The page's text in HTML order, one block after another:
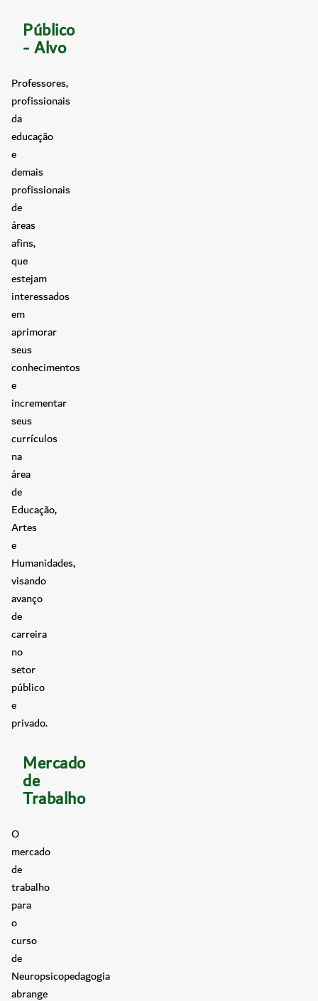
Público
- Alvo
Professores,
profissionais
da
educação
e
demais
profissionais
de
áreas
afins,
que
estejam
interessados
em
aprimorar
seus
conhecimentos
e
incrementar
seus
currículos
na
área
de
Educação,
Artes
e
Humanidades,
visando
avanço
de
carreira
no
setor
público
e
privado.
Mercado
de
Trabalho
O
mercado
de
trabalho
para
o
curso
de
Neuropsicopedagogia
abrange